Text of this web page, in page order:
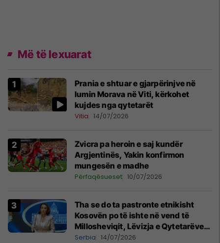
Më të lexuarat
Prania e shtuar e gjarpërinjve në
lumin Morava në Viti, kërkohet
kujdes nga qytetarët
Vitia 14/07/2026
Zvicra pa heroin e saj kundër
Argjentinës, Yakin konfirmon
mungesën e madhe
Përfaqësueset 10/07/2026
Tha se do ta pastronte etnikisht
Kosovën po të ishte në vend të
Millosheviqit, Lëvizja e Qytetarëve
të Lirë në Serbi kërkon shkarkimin e
Serbia 14/07/2026